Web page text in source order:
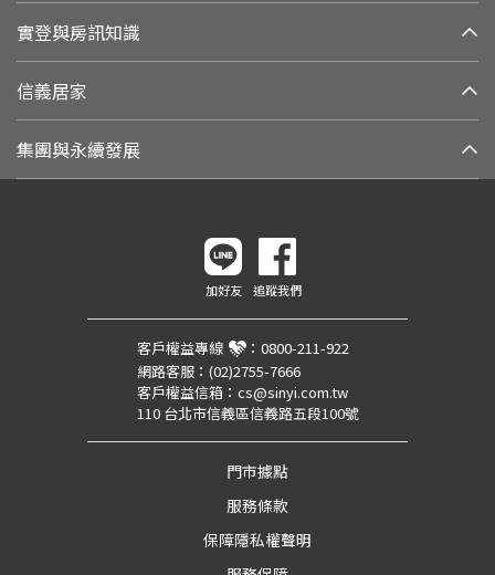
實登與房訊知識
信義居家
集團與永續發展
加好友 追蹤我們
客戶權益專線 ： 0800-211-922
網路客服： (02)2755-7666
客戶權益信箱： cs@sinyi.com.tw
110 台北市信義區信義路五段100號
門市據點
服務條款
保障隱私權聲明